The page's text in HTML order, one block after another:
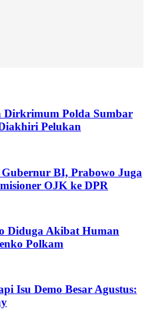
Dirkrimum Polda Sumbar
Pelukan
Gubernur BI, Prabowo Juga
OJK ke DPR
Diduga Akibat Human
Polkam
Isu Demo Besar Agustus: